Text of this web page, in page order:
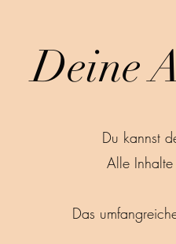
Deine
Du kannst
Alle
Das